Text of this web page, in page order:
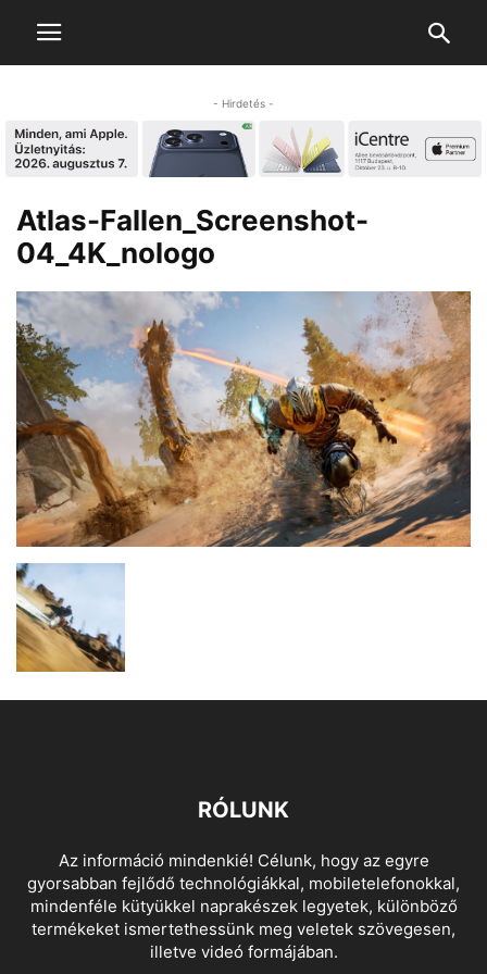
- Hirdetés -
Atlas-Fallen_Screenshot-
04_4K_nologo
RÓLUNK
Az információ mindenkié! Célunk, hogy az egyre
gyorsabban fejlődő technológiákkal, mobiletelefonokkal,
mindenféle kütyükkel naprakészek legyetek, különböző
termékeket ismertethessünk meg veletek szövegesen,
illetve videó formájában.